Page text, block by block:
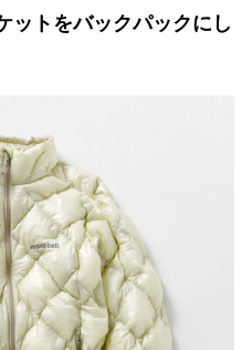
ットをバックパックにし